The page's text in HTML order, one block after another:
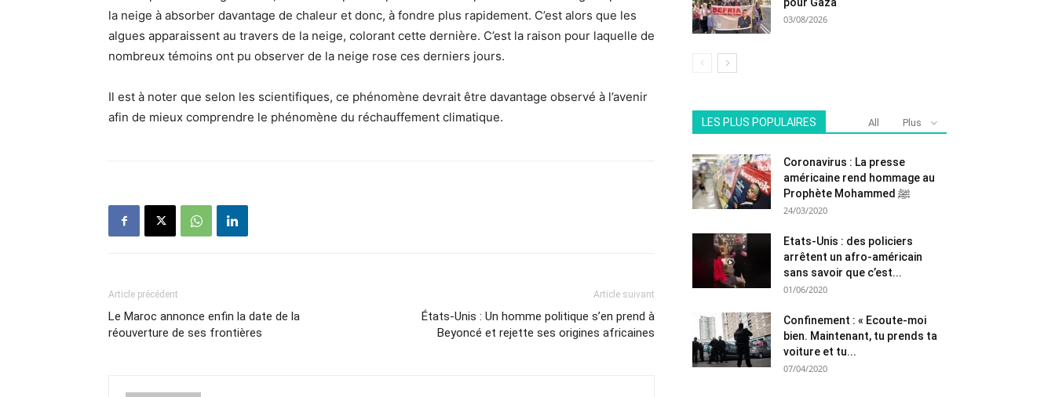
la neige à absorber davantage de chaleur et donc, à fondre plus rapidement. C’est alors que les
algues apparaissent au travers de la neige, colorant cette dernière. C’est la raison pour laquelle de
nombreux témoins ont pu observer de la neige rose ces derniers jours.
Il est à noter que selon les scientifiques, ce phénomène devrait être davantage observé à l’avenir
afin de mieux comprendre le phénomène du réchauffement climatique.
Article précédent
Le Maroc annonce enfin la date de la
réouverture de ses frontières
Article suivant
États-Unis : Un homme politique s’en prend à
Beyoncé et rejette ses origines africaines
03/08/2026
LES PLUS POPULAIRES All Plus
Coronavirus : La presse
américaine rend hommage au
Prophète Mohammed ﷺ
24/03/2020
Etats-Unis : des policiers
arrêtent un afro-américain
sans savoir que c’est...
01/06/2020
Confinement : « Ecoute-moi
bien. Maintenant, tu prends ta
voiture et tu...
07/04/2020